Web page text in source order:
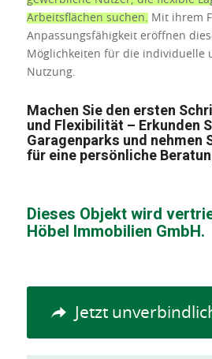
Arbeitsflächen suchen. Mit ihrem
Anpassungsfähigkeit eröffnen
Möglichkeiten für die individuelle
Nutzung.
Machen Sie den ersten
und Flexibilität – Erkunden
Garagenparks und nehmen
für eine persönliche
Dieses Objekt wird
Höbel Immobilien GmbH.
Jetzt